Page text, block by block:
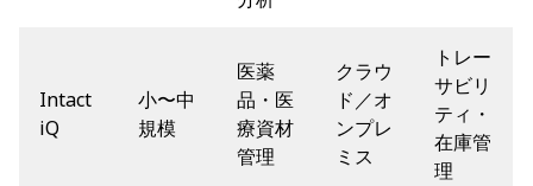
Intact
iQ
小〜中
規模
医薬
品・医
療資材
管理
クラウ
ド／オ
ンプレ
ミス
トレー
サビリ
ティ・
在庫管
理